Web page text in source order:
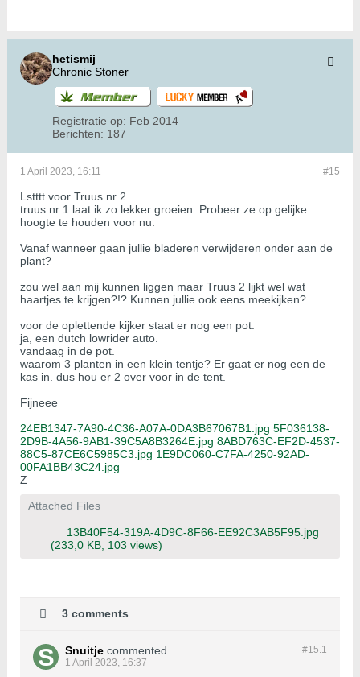
hetismij
Chronic Stoner
Registratie op: Feb 2014
Berichten: 187
#15
1 April 2023, 16:11
Lstttt voor Truus nr 2.
truus nr 1 laat ik zo lekker groeien. Probeer ze op gelijke
hoogte te houden voor nu.
Vanaf wanneer gaan jullie bladeren verwijderen onder aan de
plant?
zou wel aan mij kunnen liggen maar Truus 2 lijkt wel wat
haartjes te krijgen?!? Kunnen jullie ook eens meekijken?
voor de oplettende kijker staat er nog een pot.
ja, een dutch lowrider auto.
vandaag in de pot.
waarom 3 planten in een klein tentje? Er gaat er nog een de
kas in. dus hou er 2 over voor in de tent.
Fijneee
24EB1347-7A90-4C36-A07A-0DA3B67067B1.jpg 5F036138-
2D9B-4A56-9AB1-39C5A8B3264E.jpg 8ABD763C-EF2D-4537-
88C5-87CE6C5985C3.jpg 1E9DC060-C7FA-4250-92AD-
00FA1BB43C24.jpg
Z
Attached Files
13B40F54-319A-4D9C-8F66-EE92C3AB5F95.jpg
(233,0 KB, 103 views)
3 comments
#15.1
Snuitje commented
1 April 2023, 16:37